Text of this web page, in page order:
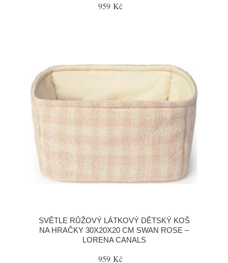
959 Kč
SVĚTLE RŮŽOVÝ LÁTKOVÝ DĚTSKÝ KOŠ
NA HRAČKY 30X20X20 CM SWAN ROSE –
LORENA CANALS
959 Kč